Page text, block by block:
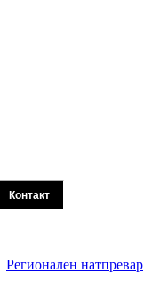
Контакт
Регионален натпревар